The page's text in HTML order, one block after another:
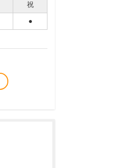
祝
●